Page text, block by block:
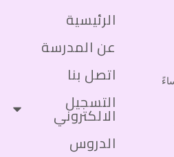
الرئيسية
عن المدرسة
اتصل بنا
التسجيل
الالكتروني
الدروس